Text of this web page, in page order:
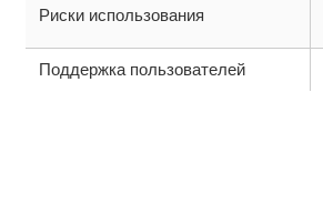
Риски использования
Поддержка пользователей